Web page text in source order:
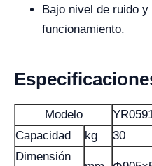
Bajo nivel de ruido
funcionamiento.
Modelo
Capacidad
kg 30
Dimensión